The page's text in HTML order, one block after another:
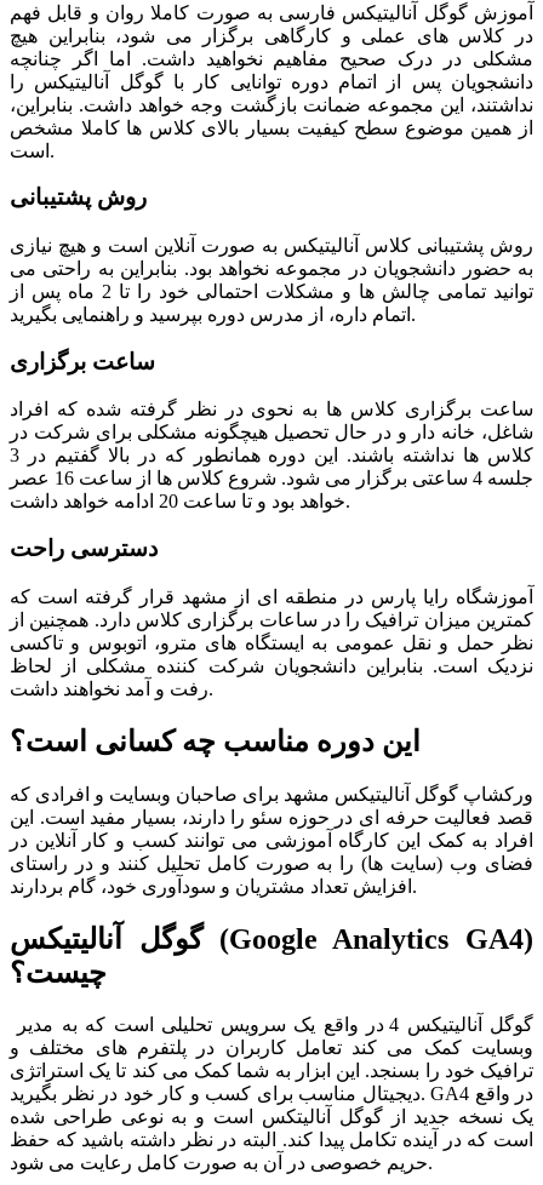
آموزش گوگل آنالیتیکس فارسی به صورت کاملا روان و قابل فهم
در کلاس های عملی و کارگاهی برگزار می شود، بنابراین هیچ
مشکلی در درک صحیح مفاهیم نخواهید داشت. اما اگر چنانچه
دانشجویان پس از اتمام دوره توانایی کار با گوگل آنالیتیکس را
نداشتند، این مجموعه ضمانت بازگشت وجه خواهد داشت. بنابراین،
از همین موضوع سطح کیفیت بسیار بالای کلاس ها کاملا مشخص
است.
روش پشتیبانی
روش پشتیبانی کلاس آنالیتیکس به صورت آنلاین است و هیچ نیازی
به حضور دانشجویان در مجموعه نخواهد بود. بنابراین به راحتی می
توانید تمامی چالش ها و مشکلات احتمالی خود را تا 2 ماه پس از
اتمام داره، از مدرس دوره بپرسید و راهنمایی بگیرید.
ساعت برگزاری
ساعت برگزاری کلاس ها به نحوی در نظر گرفته شده که افراد
شاغل، خانه دار و در حال تحصیل هیچگونه مشکلی برای شرکت در
کلاس ها نداشته باشند. این دوره همانطور که در بالا گفتیم در 3
جلسه 4 ساعتی برگزار می شود. شروع کلاس ها از ساعت 16 عصر
خواهد بود و تا ساعت 20 ادامه خواهد داشت.
دسترسی راحت
آموزشگاه رایا پارس در منطقه ای از مشهد قرار گرفته است که
کمترین میزان ترافیک را در ساعات برگزاری کلاس دارد. همچنین از
نظر حمل و نقل عمومی به ایستگاه های مترو، اتوبوس و تاکسی
نزدیک است. بنابراین دانشجویان شرکت کننده مشکلی از لحاظ
رفت و آمد نخواهند داشت.
این دوره مناسب چه کسانی است؟
ورکشاپ گوگل آنالیتیکس مشهد برای صاحبان وبسایت و افرادی که
قصد فعالیت حرفه ای در حوزه سئو را دارند، بسیار مفید است. این
افراد به کمک این کارگاه آموزشی می توانند کسب و کار آنلاین در
فضای وب (سایت ها) را به صورت کامل تحلیل کنند و در راستای
افزایش تعداد مشتریان و سودآوری خود، گام بردارند.
گوگل آنالیتیکس (Google Analytics GA4)
چیست؟
گوگل آنالیتیکس 4 در واقع یک سرویس تحلیلی است که به مدیر
وبسایت کمک می کند تعامل کاربران در پلتفرم های مختلف و
ترافیک خود را بسنجد. این ابزار به شما کمک می کند تا یک استراتژی
دیجیتال مناسب برای کسب و کار خود در نظر بگیرید. GA4 در واقع
یک نسخه جدید از گوگل آنالیتکس است و به نوعی طراحی شده
است که در آینده تکامل پیدا کند. البته در نظر داشته باشید که حفظ
حریم خصوصی در آن به صورت کامل رعایت می شود.